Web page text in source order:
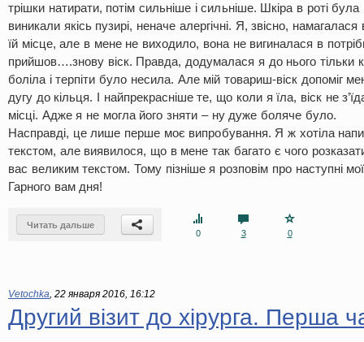
трішки натирати, потім сильніше і сильніше. Шкіра в роті
виникали якісь пузирі, неначе алергічні. Я, звісно,
їй місце, але в мене не виходило, вона не вигиналася в
прийшов….знову віск. Правда, додумалася я до нього тільки
боліла і терпіти було несила. Але мій товариш-віск допоміг
дугу до кільця. І найпрекрасніше те, що коли я їла, віск не
місці. Адже я не могла його зняти – ну дуже боляче було.
Насправді, це лише перше моє випробування. Я ж хотіла
текстом, але виявилося, що в мене так багато є чого
вас великим текстом. Тому пізніше я розповім про наступні
Гарного вам дня!
Читать дальше
0
3 0
Vetochka, 22 января 2016, 16:12
Другий візит до хірурга. Перша